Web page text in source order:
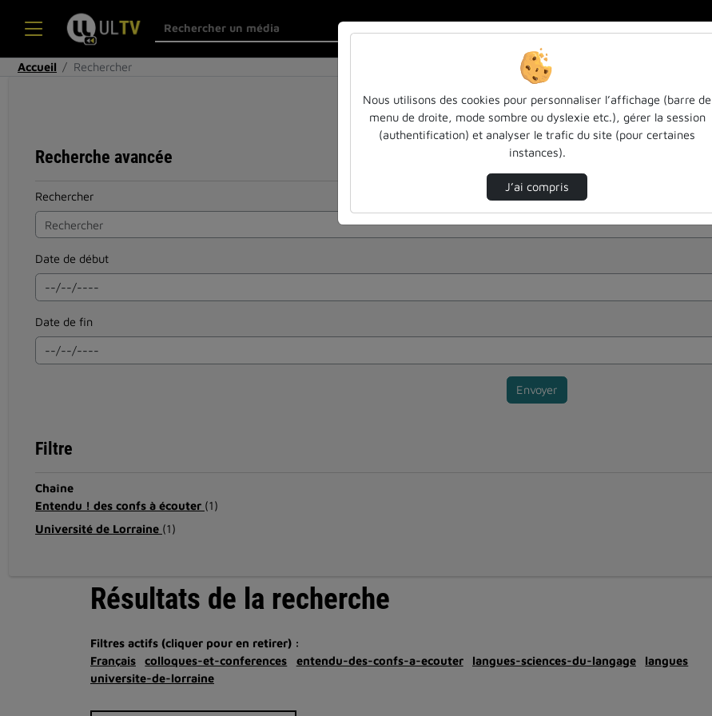
Accueil Rechercher
Recherche avancée
Rechercher
Date de début
Date de fin
Envoyer
Filtre
Chaîne
Entendu ! des confs à écouter (1)
Université de Lorraine (1)
Résultats de la recherche
Filtres actifs (cliquer pour en retirer) :
Français
colloques-et-conferences entendu-des-confs-a-ecouter langues-sciences-du-langage
langues
universite-de-lorraine
Nous utilisons des cookies pour personnaliser l’affichage (barre de
menu de droite, mode sombre ou dyslexie etc.), gérer la session
(authentification) et analyser le trafic du site (pour certaines
instances).
J’ai compris